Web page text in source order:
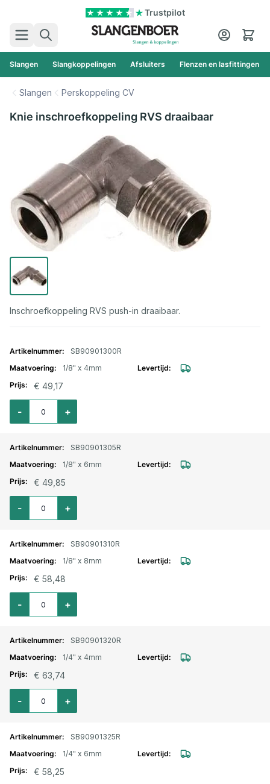
Trustpilot
Zoek
Cart
Slangen Slangkoppelingen Afsluiters Flenzen en lasfittingen
Slangen Perskoppeling CV
Knie inschroefkoppeling RVS draaibaar
Inschroefkoppeling RVS push-in draaibaar.
SB90901300R
1/8" x 4mm
€ 49,17
Aantal voor Knie inschroefkoppeling RVS draaibaar push-in 1/8" x 4mm
+
-
SB90901305R
1/8" x 6mm
€ 49,85
Aantal voor Knie inschroefkoppeling RVS draaibaar push-in 1/8" x 6mm
+
-
SB90901310R
1/8" x 8mm
€ 58,48
Aantal voor Knie inschroefkoppeling RVS draaibaar push-in 1/8" x 8mm
+
-
SB90901320R
1/4" x 4mm
€ 63,74
Aantal voor Knie inschroefkoppeling RVS draaibaar push-in 1/4" x 4mm
+
-
SB90901325R
1/4" x 6mm
€ 58,25